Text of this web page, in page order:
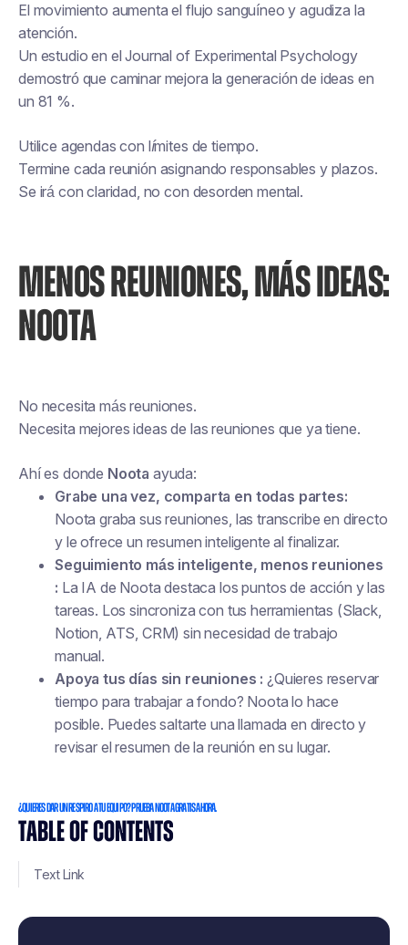
TABLE OF CONTENTS
Text Link
El movimiento aumenta el flujo sanguíneo y agudiza la
atención.
Un estudio en elJournal of Experimental Psychology
demostró que caminar mejora la generación de ideas en
un 81 %.
Utilice agendas con límites de tiempo.
Termine cada reunión asignando responsables y plazos.
Se irá con claridad, no con desorden mental.
MENOS REUNIONES, MÁS IDEAS:
NOOTA
No necesita más reuniones.
Necesita mejores ideas de las reuniones que ya tiene.
Ahí es donde Noota ayuda:
Grabe una vez, comparta en todas partes:
Noota graba sus reuniones, las transcribe en directo
y le ofrece un resumen inteligente al finalizar.
Seguimiento más inteligente, menos reuniones
: La IA de Noota destaca los puntos de acción y las
tareas. Los sincroniza con tus herramientas (Slack,
Notion, ATS, CRM) sin necesidad de trabajo
manual.
Apoya tus días sin reuniones :¿Quieres reservar
tiempo para trabajar a fondo? Noota lo hace
posible. Puedes saltarte una llamada en directo y
revisar el resumen de la reunión en su lugar.
¿Quieres dar un respiro a tu equipo? Prueba Noota gratis ahora.